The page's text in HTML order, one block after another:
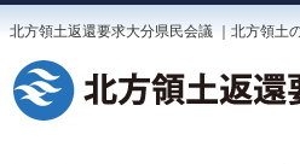
北方領土返還要求大分県民会議 ｜北方領土